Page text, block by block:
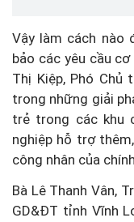
Vậy làm cách nào
bảo các yêu cầu
Thị Kiệp, Phó Chủ
trong những giải
trẻ trong các khu
nghiệp hỗ trợ
công nhân của
Bà Lê Thanh Vân,
GD&ĐT tỉnh Vĩnh